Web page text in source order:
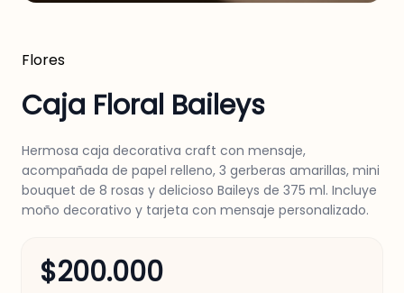
Flores
Caja Floral Baileys
Hermosa caja decorativa craft con mensaje,
acompañada de papel relleno, 3 gerberas amarillas, mini
bouquet de 8 rosas y delicioso Baileys de 375 ml. Incluye
moño decorativo y tarjeta con mensaje personalizado.
$200.000